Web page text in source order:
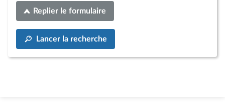
Replier le formulaire
Lancer la recherche